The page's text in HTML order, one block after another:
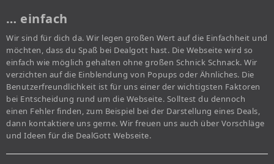
… einfach
Wir sind für dich da. Wir legen großen Wert auf die Einfachheit und
möchten, dass du Spaß bei Dealgott hast. Die Webseite wird so
einfach wie möglich gehalten ohne großen Schnick Schnack. Wir
verzichten auf die Einblendung von Popups oder Ähnliches. Die
Benutzerfreundlichkeit ist für uns einer der wichtigsten Faktoren
bei Entscheidung rund um die Webseite. Solltest du dennoch
einen Fehler finden, zum Beispiel bei der Darstellung eines Deals,
dann kontaktiere uns gerne. Wir freuen uns auch über Vorschläge
und Ideen für die DealGott Webseite.